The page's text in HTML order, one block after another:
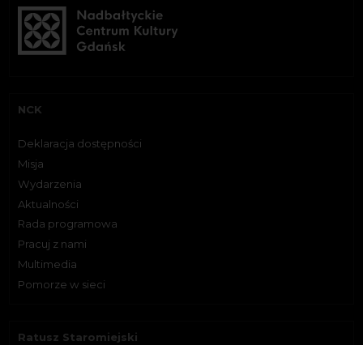
NCK
Deklaracja dostępności
Misja
Wydarzenia
Aktualności
Rada programowa
Pracuj z nami
Multimedia
Pomorze w sieci
Ratusz Staromiejski